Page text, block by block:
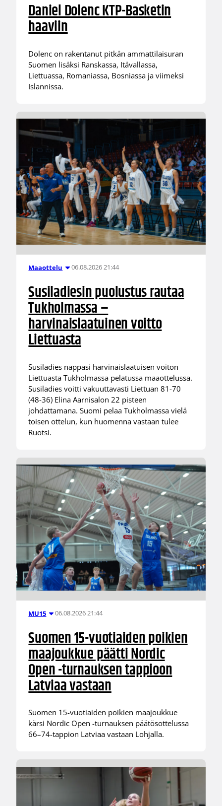
Daniel Dolenc KTP-Basketin
haaviin
Dolenc on rakentanut pitkän ammattilaisuran
Suomen lisäksi Ranskassa, Itävallassa,
Liettuassa, Romaniassa, Bosniassa ja viimeksi
Islannissa.
Maaottelu 06.08.2026 21:44
Susiladiesin puolustus rautaa
Tukholmassa –
harvinaislaatuinen voitto
Liettuasta
Susiladies nappasi harvinaislaatuisen voiton
Liettuasta Tukholmassa pelatussa maaottelussa.
Susiladies voitti vakuuttavasti Liettuan 81-70
(48-36) Elina Aarnisalon 22 pisteen
johdattamana. Suomi pelaa Tukholmassa vielä
toisen ottelun, kun huomenna vastaan tulee
Ruotsi.
MU15 06.08.2026 21:44
Suomen 15-vuotiaiden poikien
maajoukkue päätti Nordic
Open -turnauksen tappioon
Latviaa vastaan
Suomen 15-vuotiaiden poikien maajoukkue
kärsi Nordic Open -turnauksen päätösottelussa
66–74-tappion Latviaa vastaan Lohjalla.